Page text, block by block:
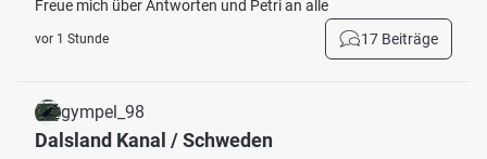
Freue mich über Antworten und Petri an alle
vor 1 Stunde 17 Beiträge
gympel_98
Dalsland Kanal / Schweden